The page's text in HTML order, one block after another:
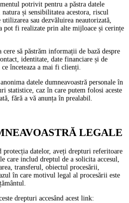
potrivit pentru a păstra datele
și sensibilitatea acestora, riscul
sau dezvăluirea neautorizată,
pot fi realizate prin alte mijloace și cerințe
să păstrăm informații de bază despre
identitate, date financiare și de
înceteaza a mai fi clienți.
datele dumneavoastră personale în
statistice, caz în care putem folosi aceste
fără a vă anunța în prealabil.
LEGALE
datelor, aveți drepturi referitoare
care includ dreptul de a solicita accesul,
transferul, obiectul procesării,
în care motivul legal al procesării este
drepturi accesând acest link: